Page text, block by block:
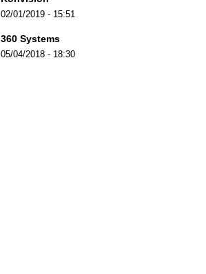
02/01/2019 - 15:51
360 Systems
05/04/2018 - 18:30